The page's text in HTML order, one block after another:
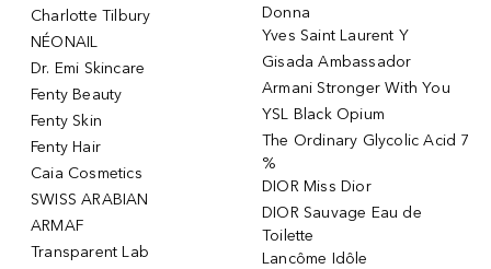
Charlotte Tilbury
NÉONAIL
Dr. Emi Skincare
Fenty Beauty
Fenty Skin
Fenty Hair
Caia Cosmetics
SWISS ARABIAN
ARMAF
Transparent Lab
Donna
Yves Saint Laurent Y
Gisada Ambassador
Armani Stronger With You
YSL Black Opium
The Ordinary Glycolic Acid 7
%
DIOR Miss Dior
DIOR Sauvage Eau de
Toilette
Lancôme Idôle